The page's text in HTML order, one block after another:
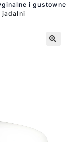
i gustowne
jadalni